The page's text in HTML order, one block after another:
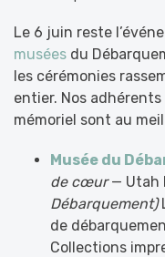
Le 6 juin reste
musées du
les cérémonies
entier. Nos
mémoriel sont au
Musée du
de cœur— Utah
Débarquement)
de
Collections